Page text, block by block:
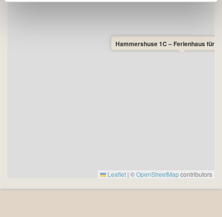
Hammershuse 1C – Ferienhaus für 8
Leaflet | ©OpenStreetMapcontributors